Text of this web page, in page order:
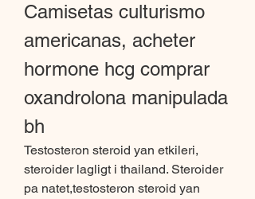
Camisetas culturismo
americanas, acheter
hormone hcg comprar
oxandrolona manipulada
bh
Testosteron steroid yan etkileri,
steroider lagligt i thailand. Steroider
pa natet,testosteron steroid yan